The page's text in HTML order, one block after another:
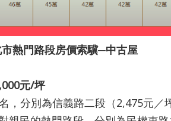
熱門路段房價索驥─中古屋​
元/坪
分別為信義路二段（2,475元／